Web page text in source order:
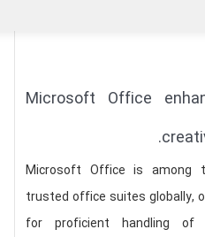
Microsoft Office
Microsoft Office is among
trusted office suites globally,
for proficient handling of